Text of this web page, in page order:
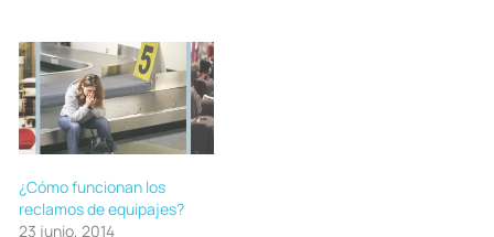
¿Cómo funcionan los
reclamos de equipajes?
23 junio, 2014